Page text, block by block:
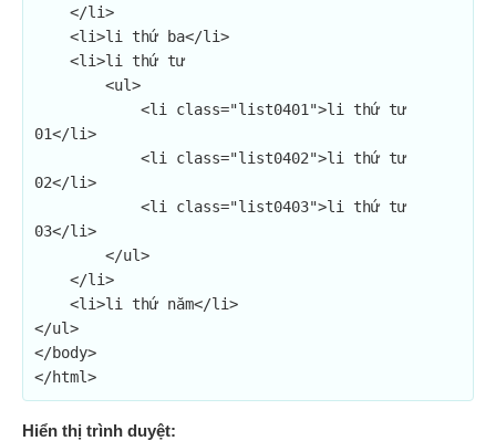
01</li>
02</li>
03</li>
</ul>
</body>
</html>
Hiển thị trình duyệt: